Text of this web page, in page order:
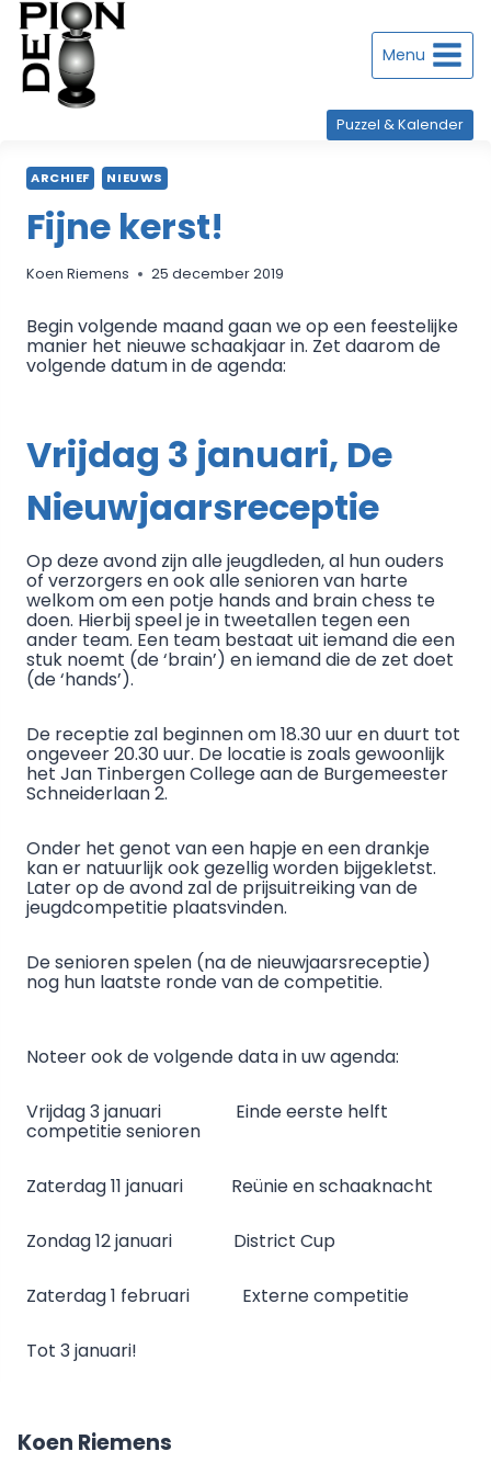
Doorgaan
naar
inhoud Menu
Puzzel & Kalender
ARCHIEF NIEUWS
Fijne kerst!
Koen Riemens 25 december 2019
Begin volgende maand gaan we op een feestelijke
manier het nieuwe schaakjaar in. Zet daarom de
volgende datum in de agenda:
Vrijdag 3 januari, De
Nieuwjaarsreceptie
Op deze avond zijn alle jeugdleden, al hun ouders
of verzorgers en ook alle senioren van harte
welkom om een potje hands and brain chess te
doen. Hierbij speel je in tweetallen tegen een
ander team. Een team bestaat uit iemand die een
stuk noemt (de ‘brain’) en iemand die de zet doet
(de ‘hands’).
De receptie zal beginnen om 18.30 uur en duurt tot
ongeveer 20.30 uur. De locatie is zoals gewoonlijk
het Jan Tinbergen College aan de Burgemeester
Schneiderlaan 2.
Onder het genot van een hapje en een drankje
kan er natuurlijk ook gezellig worden bijgekletst.
Later op de avond zal de prijsuitreiking van de
jeugdcompetitie plaatsvinden.
De senioren spelen (na de nieuwjaarsreceptie)
nog hun laatste ronde van de competitie.
Noteer ook de volgende data in uw agenda:
Vrijdag 3 januari Einde eerste helft
competitie senioren
Zaterdag 11 januari Reünie en schaaknacht
Zondag 12 januari District Cup
Zaterdag 1 februari Externe competitie
Tot 3 januari!
Koen Riemens